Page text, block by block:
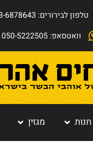
טלפון לבירורים: 03-6878643
וואטסאפ: 050-5222505
חנות מגזין